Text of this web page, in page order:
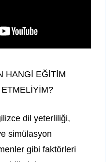
HANGİ EĞİTİM
dil yeterliliği,
simülasyon
gibi faktörleri